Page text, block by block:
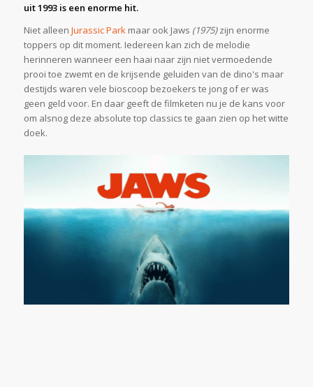
uit 1993 is een enorme hit.
Niet alleen Jurassic Parkmaar ook Jaws (1975)zijn enorme
toppers op dit moment. Iedereen kan zich de melodie
herinneren wanneer een haai naar zijn niet vermoedende
prooi toe zwemt en de krijsende geluiden van de dino's maar
destijds waren vele bioscoop bezoekers te jong of er was
geen geld voor. En daar geeft de filmketen nu je de kans voor
om alsnog deze absolute top classics te gaan zien op het witte
doek.